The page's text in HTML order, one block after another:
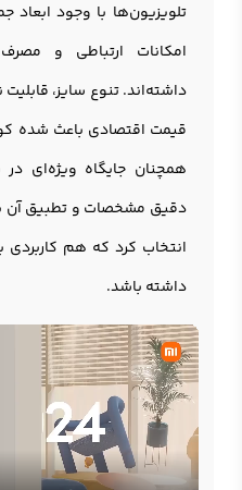
تلویزیون‌ها با وجود ابعاد
امکانات ارتباطی و
داشته‌اند. تنوع سایز،
قیمت اقتصادی باعث شده
همچنان جایگاه ویژه‌ای در
دقیق مشخصات و تطبیق آن با
انتخاب کرد که هم
داشته باشد.